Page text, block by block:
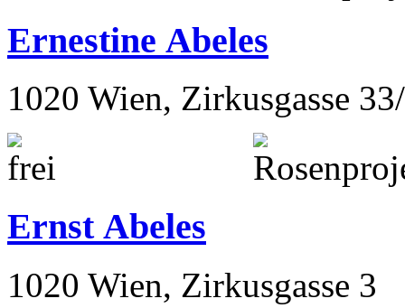
Ernestine Abeles
1020 Wien, Zirkusgasse
Ernst Abeles
1020 Wien, Zirkusgasse 3